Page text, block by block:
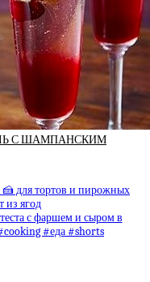
С ШАМПАНСКИМ
для тортов и пирожных
из ягод
с фаршем и сыром в
#еда #shorts